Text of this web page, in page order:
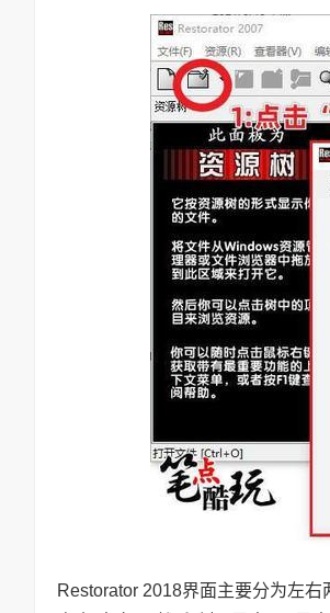
Restorator 2018界面主要分为左